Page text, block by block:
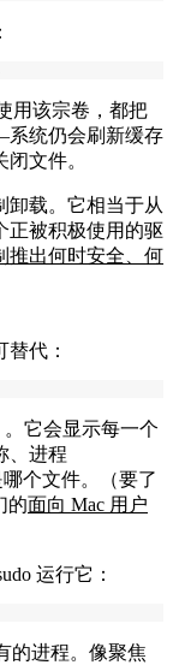
用该宗卷，都把
统仍会刷新缓存
文件。
卸载。它相当于从
正被积极使用的驱
推出何时安全、何
代：
。它会显示每一个
、进程
个文件。（要了
的面向 Mac 用户
运行它：
的进程。像聚焦